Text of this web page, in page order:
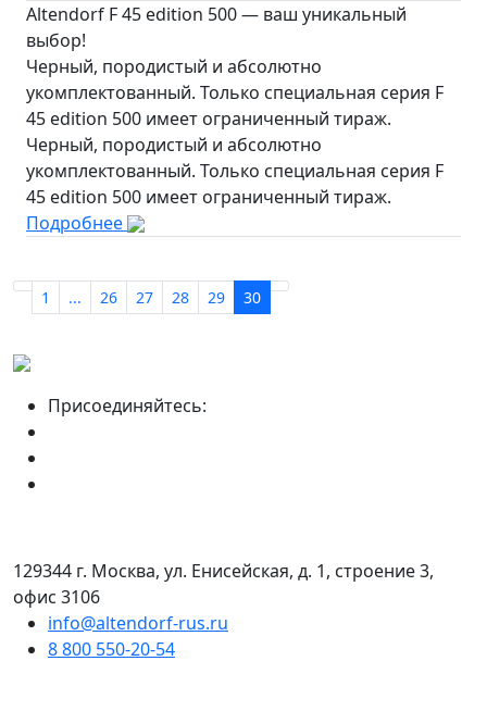
Altendorf F 45 edition 500 — ваш уникальный
выбор!
Черный, породистый и абсолютно
укомплектованный. Только специальная серия F
45 edition 500 имеет ограниченный тираж.
Черный, породистый и абсолютно
укомплектованный. Только специальная серия F
45 edition 500 имеет ограниченный тираж.
Подробнее
1 ... 26 27 28 29 30
Присоединяйтесь:
129344 г. Москва, ул. Енисейская, д. 1, строение 3,
офис 3106
info@altendorf-rus.ru
8 800 550-20-54